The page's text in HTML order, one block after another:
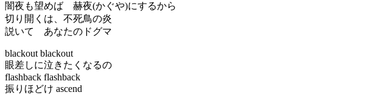
闇夜も望めば 赫夜(かぐや)にするから
切り開くは、不死鳥の炎
説いて あなたのドグマ
blackout blackout
眼差しに泣きたくなるの
flashback flashback
振りほどけ ascend